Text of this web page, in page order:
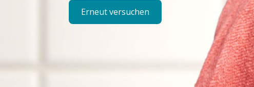
Erneut versuchen